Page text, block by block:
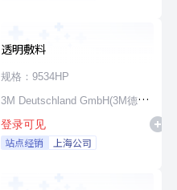
透明敷料
规格：9534HP
3M Deutschland GmbH(3M德国
公司)
登录可见
站点经销 上海公司